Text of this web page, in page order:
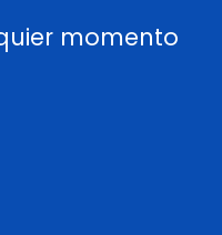
momento